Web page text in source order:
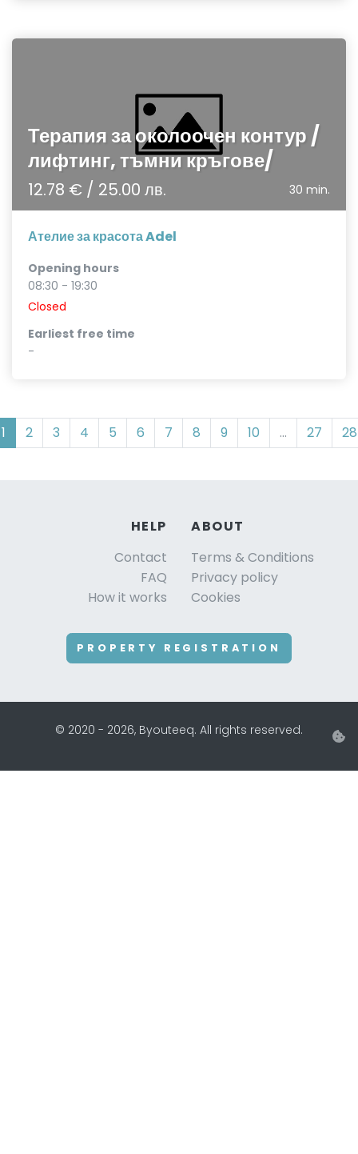
Терапия за околоочен контур /
лифтинг, тъмни кръгове/
12.78 € / 25.00 лв. 30 min.
Ателие за красота Adel
Opening hours
08:30 - 19:30
Closed
Earliest free time
-
1 2 3 4 5 6 7 8 9 10 ... 27 28
HELP
Contact
FAQ
How it works
ABOUT
Terms & Conditions
Privacy policy
Cookies
PROPERTY REGISTRATION
© 2020 - 2026, Byouteeq. All rights reserved.